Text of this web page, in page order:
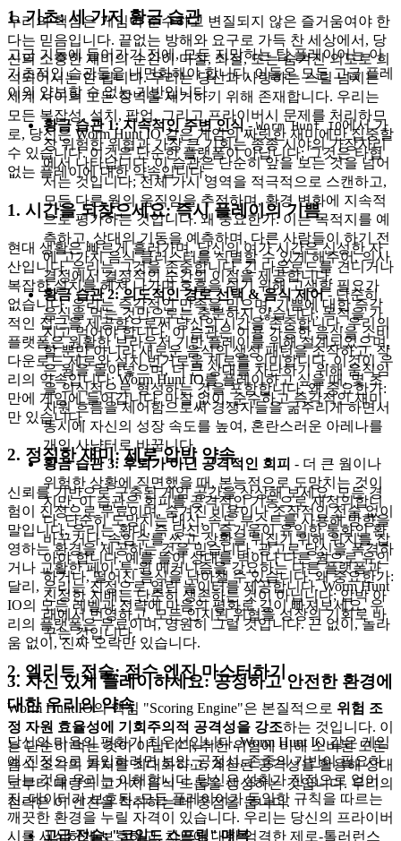
1. 기초: 세 가지 황금 습관
고급 기동에 들어가기 전에, 모든 지망하는 탑 플레이어는 이
기초적인 습관들을 내면화해야 합니다. 이들은 모든 고급 플레
이의 양보할 수 없는 기반입니다.
황금 습관 1: 지속적인 주변 인식 -Worm Hunt IO에서 가
장 위험한 위협과 가장 큰 기회는 종종 시야의 가장자리
에서 나타납니다. 이 습관은 단순히 앞을 보는 것을 넘어
서는 것입니다; 전체 가시 영역을 적극적으로 스캔하고,
모든 다른 웜의 움직임을 추적하며, 환경 변화에 지속적
으로 평가하는 것입니다. 왜 중요한가: 이는 목적지를 예
측하고, 상대의 기동을 예측하며, 다른 사람들이 하기 전
에 고가치 음식 클러스터를 식별할 수 있게 해주어, 의사
결정에서 결정적인 순간의 이점을 제공합니다.
황금 습관 2: 의도적인 경로 선택 & 음식 제어- 단순히
음식을 먹는 것만으로는 충분하지 않습니다; 목적을 가
지고 먹어야 합니다. 이 습관은 이용 가능한 음식을 소비
할 뿐만 아니라 새로운 음식의 생성 패턴을 조작하고, 작
은 웜을 몰아넣으며, 더 큰 상대를 차단하기 위해 움직임
을 의식적으로 형성하는 것을 포함합니다. 왜 중요한가:
자원 흐름을 제어함으로써 경쟁자들을 굶주리게 하면서
동시에 자신의 성장 속도를 높여, 혼란스러운 아레나를
개인 사냥터로 바꿉니다.
황금 습관 3: 후퇴가 아닌 공격적인 회피 - 더 큰 웜이나
위험한 상황에 직면했을 때, 본능적으로 도망치는 것이
지만, 이 습관은 회피를 공격적인 기동으로 재정의합니
다. 단순히 도망치는 대신, 속도 부스트를 사용해 방향을
바꾸거나, 속임수를 쓰고, 상황을 뒤집기 위해 위치를 잡
아야 합니다. 예를 들어 상대를 벽이나 다른 웜으로 유인
하거나, 떨어진 음식을 낚아챌 수 있습니다. 왜 중요한가:
진정한 지배는 단순히 생존하는 것이 아닙니다; 압박 아
래에서 번영하고, 모든 인지된 위협을 성장의 기회로 바
꾸는 것입니다.
2. 엘리트 전술: 점수 엔진 마스터하기
Worm Hunt IO의 핵심 "Scoring Engine"은 본질적으로 위험 조
정 자원 효율성에 기회주의적 공격성을 강조하는 것입니다. 이
는 단순히 먹는 것이 아닙니다; 취한 위험에 비해 소비된 모든
음식 조각의 가치를 최대화하고, 계산된 공격성을 활용해 상대
로부터 대량의 고가치 음식 드롭을 생성하는 것입니다. 우리의
전략은 이 엔진을 착취하는 데 중점을 둡니다.
고급 전술: "코일드 스프링" 매복
우리의 핵심은 게임이 순수하고 변질되지 않은 즐거움여야 한
다는 믿음입니다. 끝없는 방해와 요구로 가득 찬 세상에서, 당
신의 소중한 재미의 순간이 마찰, 좌절, 또는 숨겨진 의도로 희
석되어서는 안 됩니다. 우리는 당신과 사랑하는 스릴 넘치는
세계 사이의 모든 장벽을 제거하기 위해 존재합니다. 우리는
모든 복잡성, 설치, 팝업, 그리고 프라이버시 문제를 처리하므
로, 당신은 Worm Hunt IO 같은 게임의 짜릿한 재미에만 집중할
수 있습니다. 이것은 단순한 플랫폼이 아닙니다; 그것은 타협
없는 플레이에 대한 약속입니다.
1. 시간을 되찾으세요: 즉시 플레이의 기쁨
현대 생활은 빠르게 흘러가며, 당신의 여가 시간은 신성한 자
산입니다. 우리는 그것을 존중합니다. 긴 다운로드를 견디거나
복잡한 설치를 헤쳐 나가며 호흡을 쉬기 위해 고생할 필요가
없습니다. 우리는 즉각적인 만족을 믿으며, 기쁨에 대한 즉각
적인 접근을 제공함으로써 당신의 시간을 존중합니다. 우리의
플랫폼은 원활한 브라우저 기반 플레이를 위해 설계되었으며,
다운로드 제로와 설치 번거로움 제로를 의미합니다. 이것이 우
리의 약속입니다: Worm Hunt IO를 플레이하고 싶을 때, 몇 초
만에 게임에 들어갑니다. 마찰 없이, 순수하고 즉각적인 재미
만 있습니다.
2. 정직한 재미: 제로 압박 약속
신뢰를 기반으로 구축된 게임 공간을 상상해 보세요. 모든 경
험이 진정으로 무료이며, 숨겨진 비용이나 조작적인 전술 없이
말입니다. 우리는 환대, 즉 당신의 즐거움이 유일한 통화인 환
영하는 환경을 제공하는 것을 믿습니다. 광고로 당신을 폭격하
거나 교활한 페이-투-윈 메커니즘을 강요하는 다른 플랫폼과
달리, 우리는 진정으로 열린 놀이터를 제공합니다. Worm Hunt
IO의 모든 레벨과 전략에 마음의 평화로 깊이 빠져보세요. 우
리의 플랫폼은 무료이며, 영원히 그럴 것입니다. 끈 없이, 놀라
움 없이, 진짜 오락만 있습니다.
3. 자신 있게 플레이하세요: 공정하고 안전한 환경에
대한 우리의 약속
당신의 마음의 평화가 최우선입니다. Worm Hunt IO 같은 게임
에 진정으로 몰입하려면 보안, 공정성, 존중의 기반이 필요하
다는 것을 우리는 이해합니다. 당신은 성취가 진정으로 얻어
진, 데이터가 보호된, 모든 플레이어가 동일한 규칙을 따르는
깨끗한 환경을 누릴 자격이 있습니다. 우리는 당신의 프라이버
시를 세심하게 보호하고, 치트에 대한 엄격한 제로-톨러런스